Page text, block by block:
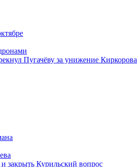
Пугачёву за унижение Киркорова
закрыть Курильский вопрос